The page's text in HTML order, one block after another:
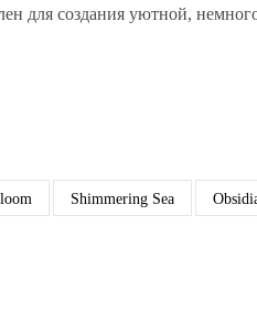
для создания уютной,
Shimmering Sea